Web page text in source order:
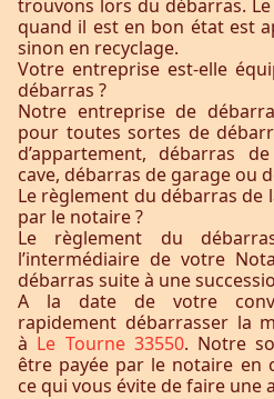
trouvons lors du débarras.
quand il est en bon état est
sinon en recyclage.
Votre entreprise est-elle
débarras ?
Notre entreprise de
pour toutes sortes de
d’appartement, débarras
cave, débarras de garage ou
Le règlement du débarras
par le notaire ?
Le règlement du
l’intermédiaire de votre
débarras suite à une
A la date de votre
rapidement débarrasser la
à Le Tourne 33550. Notre
être payée par le notaire en
ce qui vous évite de faire une